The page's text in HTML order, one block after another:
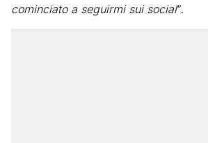
cominciato a seguirmi sui social“.